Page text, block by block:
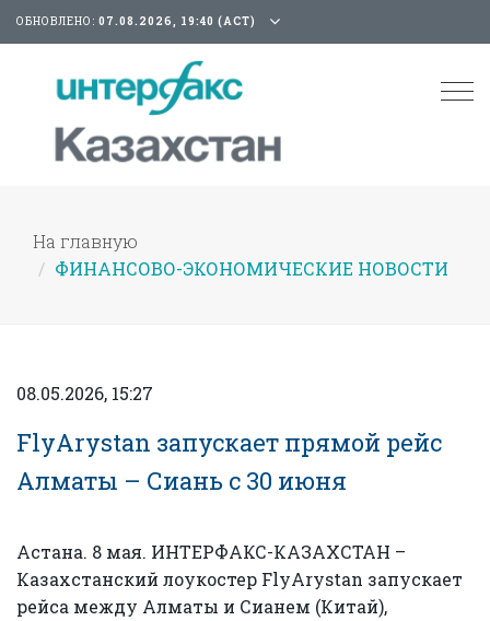
ОБНОВЛЕНО: 07.08.2026, 19:40 (АСТ)
На главную
ФИНАНСОВО-ЭКОНОМИЧЕСКИЕ НОВОСТИ
08.05.2026, 15:27
FlyArystan запускает прямой рейс
Алматы – Сиань с 30 июня
Астана. 8 мая. ИНТЕРФАКС-КАЗАХСТАН –
Казахстанский лоукостер FlyArystan запускает
рейса между Алматы и Сианем (Китай),